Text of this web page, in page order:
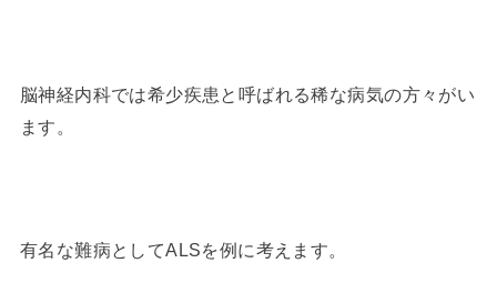
脳神経内科では希少疾患と呼ばれる稀な病気の方々がい
ます。
有名な難病としてALSを例に考えます。